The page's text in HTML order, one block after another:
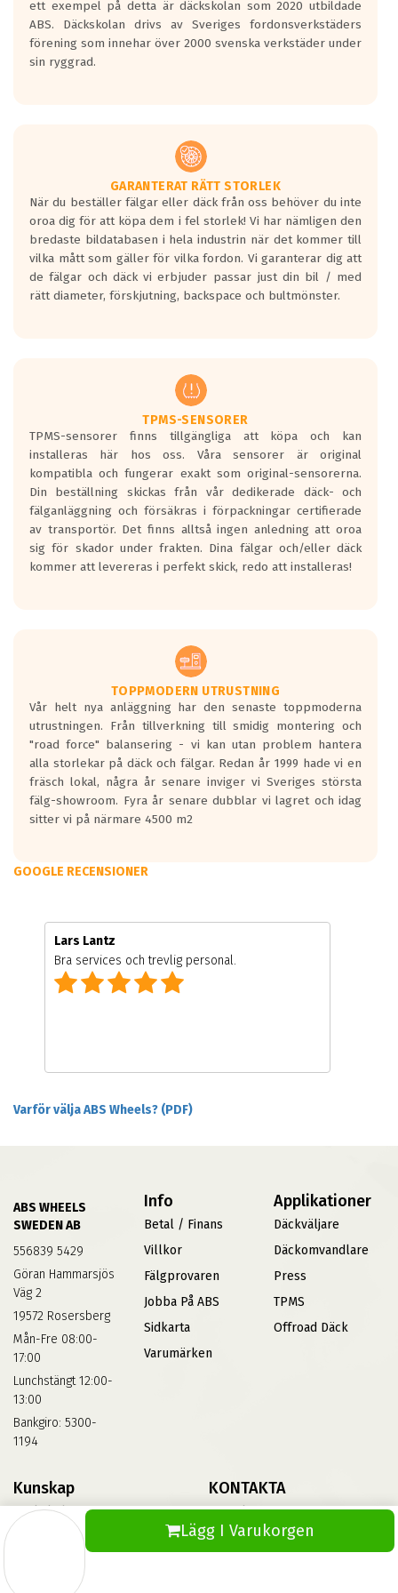
Lägg I Varukorgen
ett exempel på detta är däckskolan som 2020 utbildade
ABS. Däckskolan drivs av Sveriges fordonsverkstäders
förening som innehar över 2000 svenska verkstäder under
sin ryggrad.
GARANTERAT RÄTT STORLEK
När du beställer fälgar eller däck från oss behöver du inte
oroa dig för att köpa dem i fel storlek! Vi har nämligen den
bredaste bildatabasen i hela industrin när det kommer till
vilka mått som gäller för vilka fordon. Vi garanterar dig att
de fälgar och däck vi erbjuder passar just din bil / med
rätt diameter, förskjutning, backspace och bultmönster.
TPMS-SENSORER
TPMS-sensorer finns tillgängliga att köpa och kan
installeras här hos oss. Våra sensorer är original
kompatibla och fungerar exakt som original-sensorerna.
Din beställning skickas från vår dedikerade däck- och
fälganläggning och försäkras i förpackningar certifierade
av transportör. Det finns alltså ingen anledning att oroa
sig för skador under frakten. Dina fälgar och/eller däck
kommer att levereras i perfekt skick, redo att installeras!
TOPPMODERN UTRUSTNING
Vår helt nya anläggning har den senaste toppmoderna
utrustningen. Från tillverkning till smidig montering och
"road force" balansering - vi kan utan problem hantera
alla storlekar på däck och fälgar. Redan år 1999 hade vi en
fräsch lokal, några år senare inviger vi Sveriges största
fälg-showroom. Fyra år senare dubblar vi lagret och idag
sitter vi på närmare 4500 m2
GOOGLE RECENSIONER
Lars Lantz
Bra services och trevlig personal.
Varför välja ABS Wheels? (PDF)
ABS WHEELS
SWEDEN AB
556839 5429
Göran Hammarsjös
Väg 2
19572 Rosersberg
Mån-Fre 08:00-
17:00
Lunchstängt 12:00-
13:00
Bankgiro: 5300-
1194
Info
Betal / Finans
Villkor
Fälgprovaren
Jobba På ABS
Sidkarta
Varumärken
Applikationer
Däckväljare
Däckomvandlare
Press
TPMS
Offroad Däck
Kunskap
Däckskola
Informationsbank Av Däck
KONTAKTA
Kontakta Oss
Vinterdäck